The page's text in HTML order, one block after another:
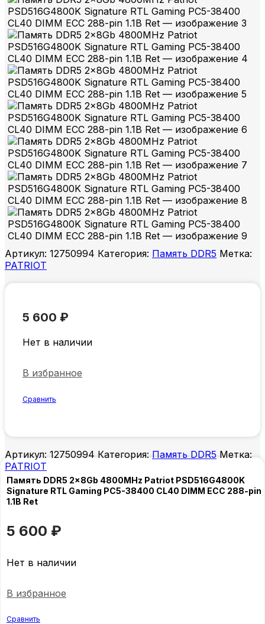
Артикул: 12750994 Категория: Память DDR5 Метка:
PATRIOT
5 600 ₽
Нет в наличии
В избранное
Сравнить
Артикул:12750994Категория: Память DDR5 Метка:
PATRIOT
Память DDR5 2x8Gb 4800MHz Patriot PSD516G4800K
Signature RTL Gaming PC5-38400 CL40 DIMM ECC 288-pin
1.1В Ret
5 600 ₽
Нет в наличии
В избранное
Сравнить